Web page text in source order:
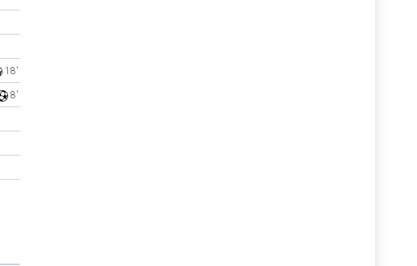
18'
8'